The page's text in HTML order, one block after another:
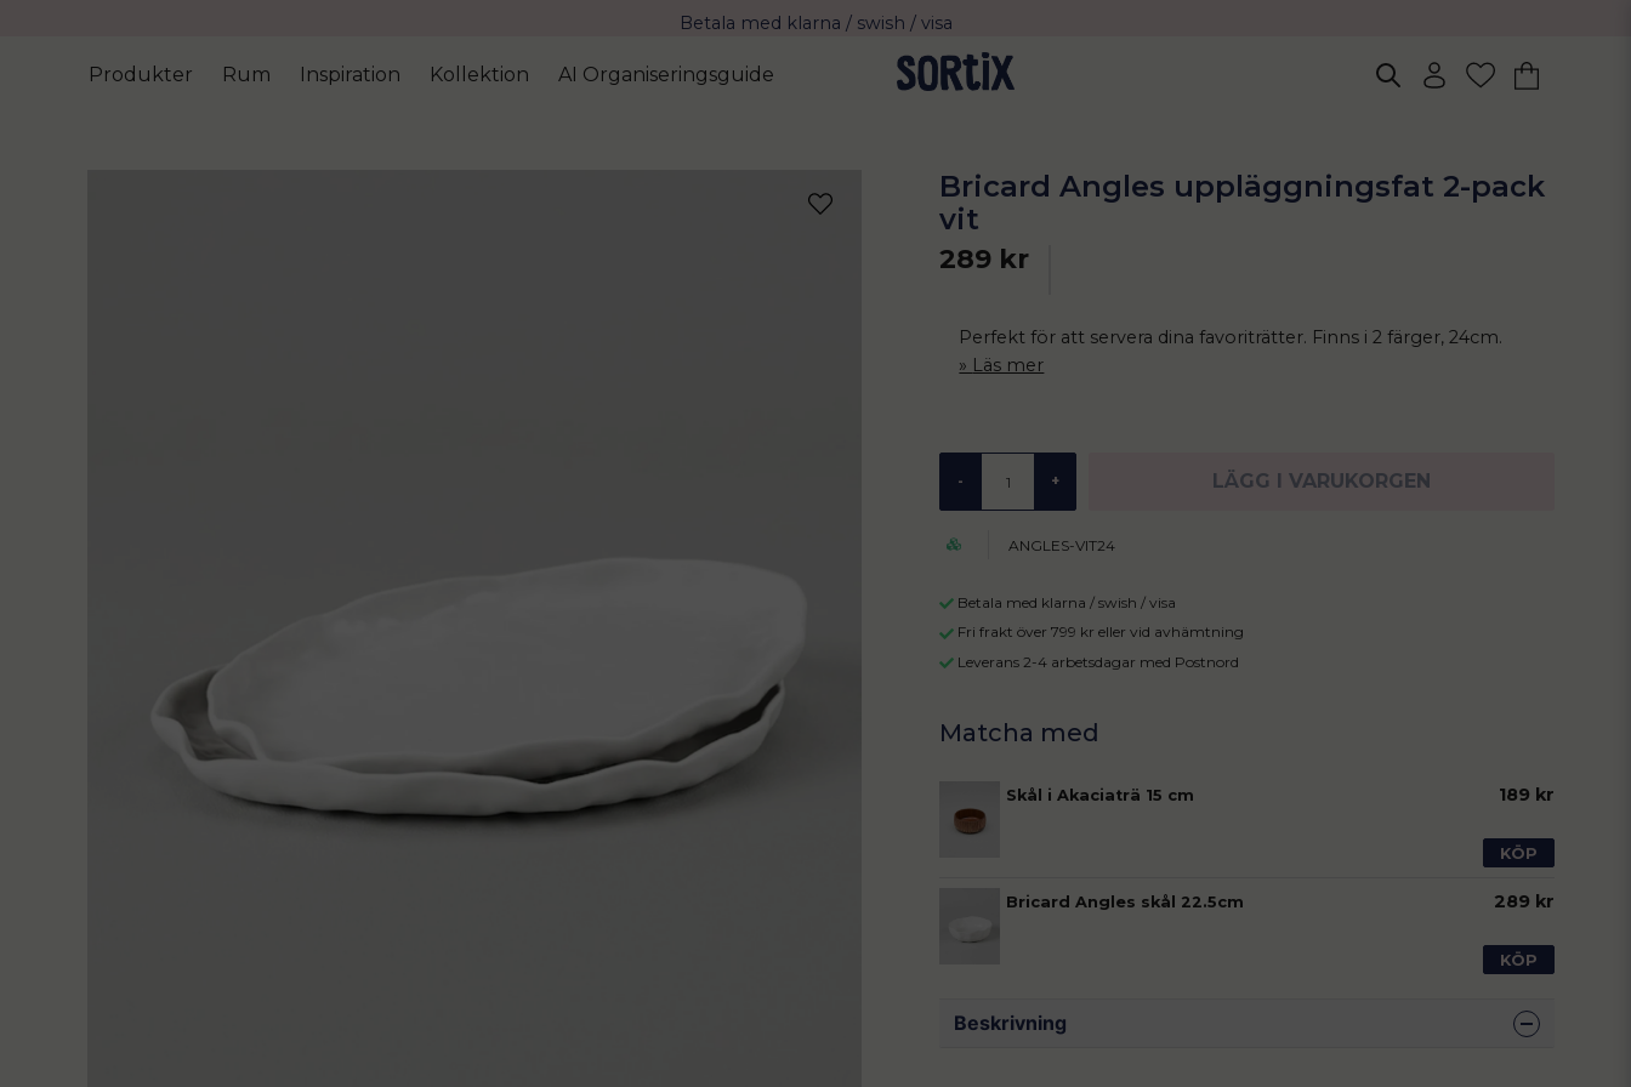
Fri frakt över 799 kr eller vid avhämtning
Leverans 2-4 arbetsdagar med Postnord
Produkter Rum Inspiration Kollektion AI Organiseringsguide
Bricard Angles uppläggningsfat 2-pack
vit
289 kr
Perfekt för att servera dina favoriträtter. Finns i 2 färger, 24cm.
Läs mer
- + LÄGG I VARUKORGEN
ANGLES-VIT24
Betala med klarna / swish / visa
Fri frakt över 799 kr eller vid avhämtning
Leverans 2-4 arbetsdagar med Postnord
Skål i Akaciaträ 15 cm 189 kr
KÖP
Bricard Angles skål 22.5cm 289 kr
KÖP
Beskrivning